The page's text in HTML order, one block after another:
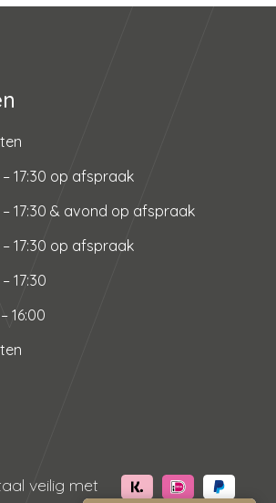
17:30 op afspraak
– 17:30 & avond op afspraak
17:30 op afspraak
17:30
16:00
veilig met